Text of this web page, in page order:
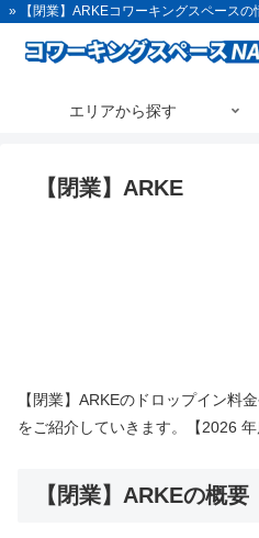
» 【閉業】ARKEコワーキングスペースの
エリアから探す
【閉業】ARKE
【閉業】ARKEのドロップイン料
をご紹介していきます。【2026 年
【閉業】ARKEの概要